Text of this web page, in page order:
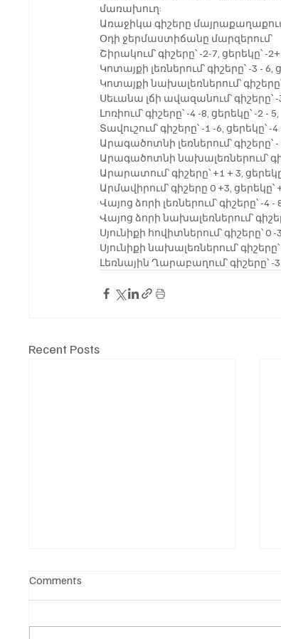
մառախուղ:
Առաջիկա գիշերը մայրաքաղաքում
Օդի ջերմաստիճանը մարզերում՝
Շիրակում՝ գիշերը՝ -2-7, ցերեկը՝ -2+
Կոտայքի լեռներում՝ գիշերը՝ -3 - 6,
Կոտայքի նախալեռներում՝ գիշերը՝
Սեւանա լճի ավազանում՝ գիշերը՝ -3
Լոռիում՝ գիշերը՝ -4 -8, ցերեկը՝ -2 - 5,
Տավուշում՝ գիշերը՝ -1 -6, ցերեկը՝ -4
Արագածոտնի լեռներում՝ գիշերը՝ -
Արագածոտնի նախալեռներում՝
Արարատում՝ գիշերը՝ +1 + 3,
Արմավիրում՝ գիշերը 0 +3, ցերեկը՝ +
Վայոց ձորի լեռներում՝ գիշերը՝ -4 -
Վայոց ձորի նախալեռներում՝
Սյունիքի հովիտներում՝ գիշերը՝ 0 -
Սյունիքի նախալեռներում՝ գիշերը՝
Լեռնային Ղարաբաղում՝ գիշերը՝ -3
Recent Posts
Comments